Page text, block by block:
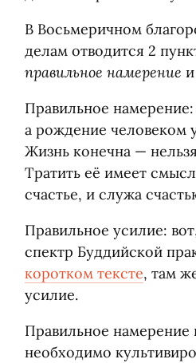
В Восьмеричном
делам отводится 2
правильное намерение и
Правильное
а рождение человеком
Жизнь конечна —
Тратить её имеет
счастье, и служа
Правильное усилие:
спектр Буддийской
коротком тексте, там
усилие.
Правильное намерение
необходимо